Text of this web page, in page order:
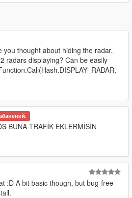
by modifying thepos.txtfile
in Y, Size of map
game after configured)
you thought about hiding the radar,
radars displaying? Can be easily
BUNA TRAFİK EKLERMİSİN
:D A bit basic though, but bug-free